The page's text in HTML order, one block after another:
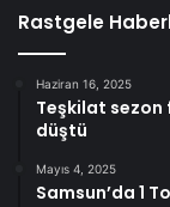
Rastgele
Haziran 16, 2025
Teşkilat
düştü
Mayıs 4, 2025
Samsun’da 1